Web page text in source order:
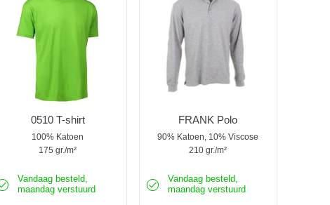
0510 T-shirt
100% Katoen
175 gr./m²
Vandaag besteld,
maandag verstuurd
FRANK Polo
90% Katoen, 10% Viscose
210 gr./m²
Vandaag besteld,
maandag verstuurd